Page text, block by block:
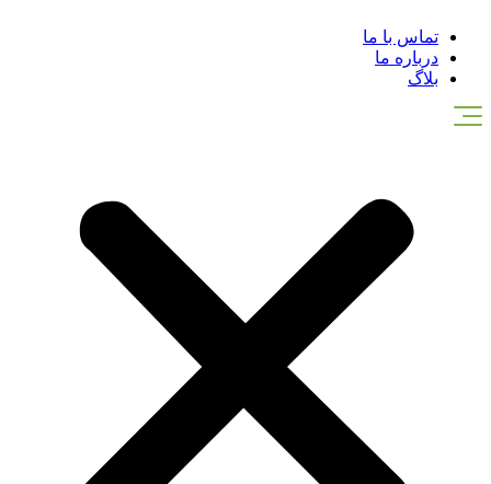
تماس با ما
درباره ما
بلاگ